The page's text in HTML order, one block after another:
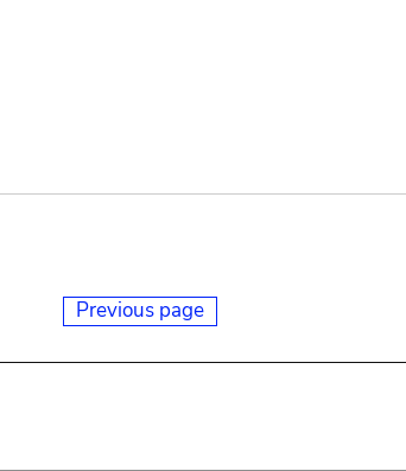
Previous page